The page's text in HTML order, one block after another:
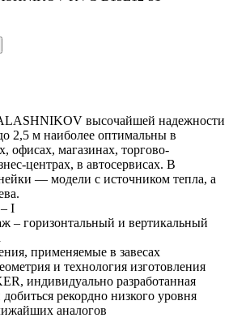
высочайшей надежности
2,5 м наиболее оптимальны в
офисах, магазинах, торгово-
центрах, в автосервисах. В
— модели с источником тепла, а
I
– горизонтальный и вертикальный
применяемые в завесах
и технология изготовления
индивидуально разработанная
рекордно низкого уровня
аналогов